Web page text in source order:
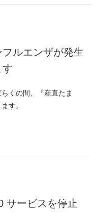
ルエンザが発生
す
くの間、『産直たま
す。
サービスを停止